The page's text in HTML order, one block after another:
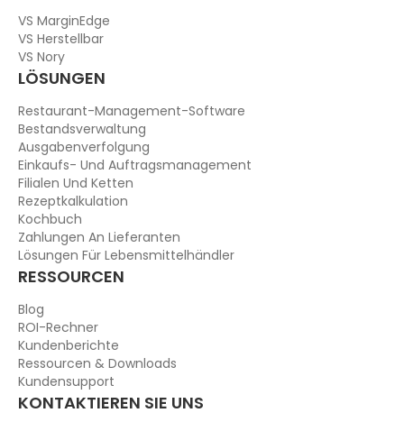
VS MarginEdge
VS Herstellbar
VS Nory
LÖSUNGEN
Restaurant-Management-Software
Bestandsverwaltung
Ausgabenverfolgung
Einkaufs- Und Auftragsmanagement
Filialen Und Ketten
Rezeptkalkulation
Kochbuch
Zahlungen An Lieferanten
Lösungen Für Lebensmittelhändler
RESSOURCEN
Blog
ROI-Rechner
Kundenberichte
Ressourcen & Downloads
Kundensupport
KONTAKTIEREN SIE UNS